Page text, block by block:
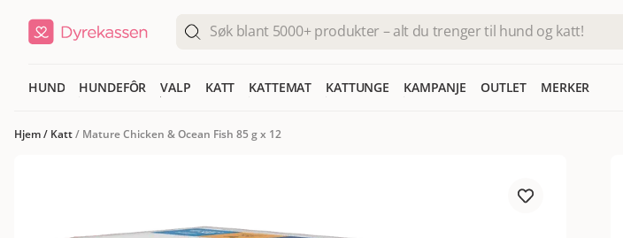
HUND HUNDEFÔR VALP KATT KATTEMAT KATTUNGE KAMPANJE OUTLET MERKER
Hjem/ Katt/ Mature Chicken & Ocean Fish 85 g x 12